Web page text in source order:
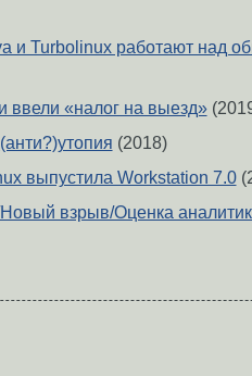
и Turbolinux работают над
ввели «налог на выезд»
(2018)
выпустила Workstation 7.0
взрыв/Оценка